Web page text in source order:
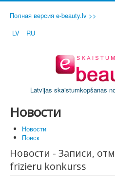
Полная версия e-beauty.lv >>
LV
RU
Latvijas skaistumkopšanas
Новости
Новости
Поиск
Новости - Записи,
frizieru konkurss